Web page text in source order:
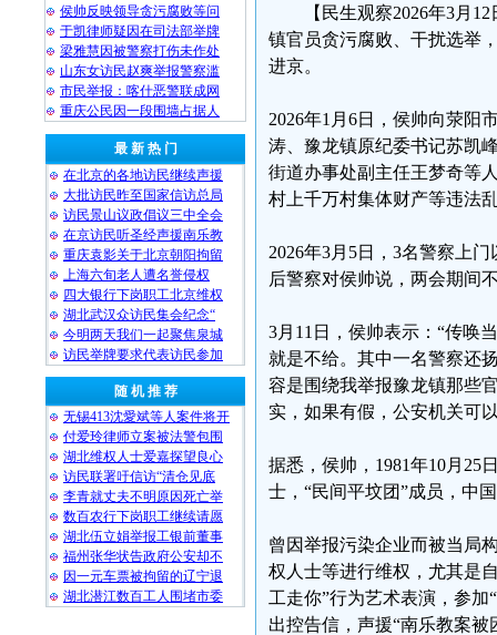
侯帅反映领导贪污腐败等问
于凯律师疑因在司法部举牌
梁雅慧因被警察打伤未作处
山东女访民赵爽举报警察滥
市民举报：喀什恶警联成网
重庆公民因一段围墙占据人
最 新 热 门
在北京的各地访民继续声援
大批访民昨至国家信访总局
访民景山议政倡议三中全会
在京访民听圣经声援南乐教
重庆袁影关于北京朝阳拘留
上海六旬老人遭名誉侵权
四大银行下岗职工北京维权
湖北武汉众访民集会纪念“
今明两天我们一起聚焦泉城
访民举牌要求代表访民参加
随 机 推 荐
无锡413沈愛斌等人案件将开
付爱玲律师立案被法警包围
湖北维权人士爱嘉探望良心
访民联署吁信访“清仓见底
李青就丈夫不明原因死亡举
数百农行下岗职工继续请愿
湖北伍立娟举报工银前董事
福州张华状告政府公安却不
因一元车票被拘留的辽宁退
湖北潜江数百工人围堵市委
【民生观察2026年3月
镇官员贪污腐败、干扰选举
进京。
2026年1月6日，侯帅向荥阳
涛、豫龙镇原纪委书记苏凯
街道办事处副主任王梦奇等
村上千万村集体财产等违法
2026年3月5日，3名警察上
后警察对侯帅说，两会期间
3月11日，侯帅表示：“传唤
就是不给。其中一名警察还
容是围绕我举报豫龙镇那些
实，如果有假，公安机关可
据悉，侯帅，1981年10月25
士，“民间平坟团”成员，中
曾因举报污染企业而被当局
权人士等进行维权，尤其是
工走你”行为艺术表演，参
出控告信，声援“南乐教案